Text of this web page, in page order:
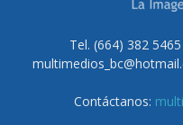
Tel. (664) 382
Contáctanos: